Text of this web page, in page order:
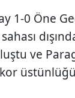
1-0 Öne
ve